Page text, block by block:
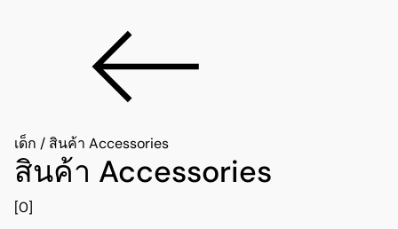
เด็ก / สินค้า Accessories
สินค้า Accessories
[0]